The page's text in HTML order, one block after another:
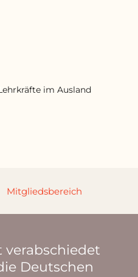
im Ausland
Deutschen